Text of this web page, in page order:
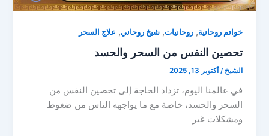
خواتم روحانية,روحانيات,شيخ روحاني, علاج السحر
تحصين النفس من السحر والحسد
الشيخ/ أكتوبر 13, 2025
في عالمنا اليوم، تزداد الحاجة إلى تحصين النفس من
السحر والحسد، خاصة مع ما يواجهه الناس من ضغوط
ومشكلات غير